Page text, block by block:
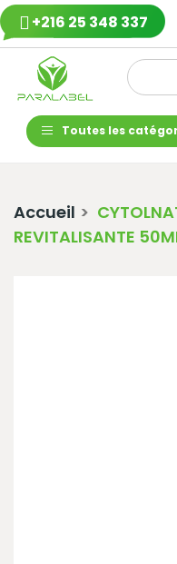
+216 25 348 337
Toutes les
Accueil
REVITALISANTE